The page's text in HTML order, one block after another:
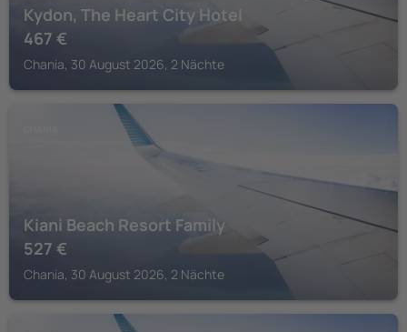
Kydon, The Heart City Hotel
467 €
Chania, 30 August 2026, 2 Nächte
Kiani Beach Resort Family
527 €
Chania, 30 August 2026, 2 Nächte